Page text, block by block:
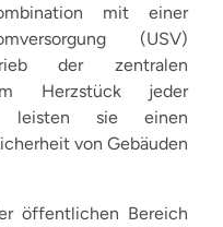
mit einer
(USV)
der zentralen
Herzstück jeder
leisten sie einen
von Gebäuden
öffentlichen Bereich